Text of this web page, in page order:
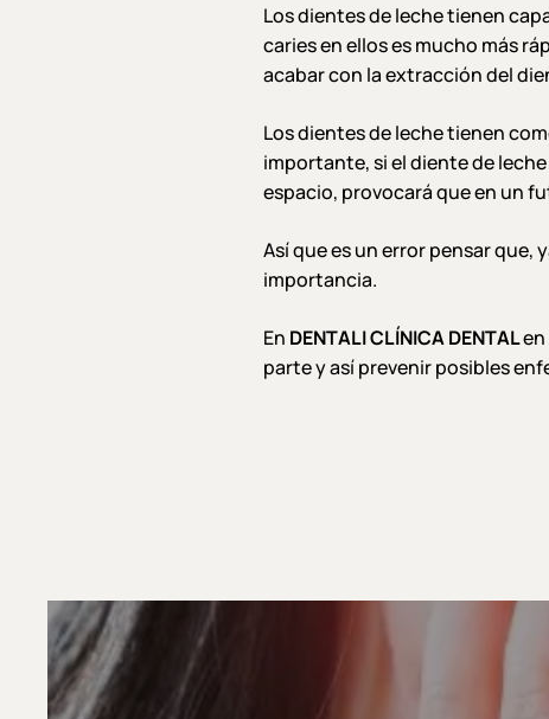
Los dientes de leche tienen
caries en ellos es mucho más
acabar con la extracción del
Los dientes de leche tienen
importante, si el diente de
espacio, provocará que en un
Así que es un error pensar que,
importancia.
En DENTALI CLÍNICA DENTAL
parte y así prevenir posibles